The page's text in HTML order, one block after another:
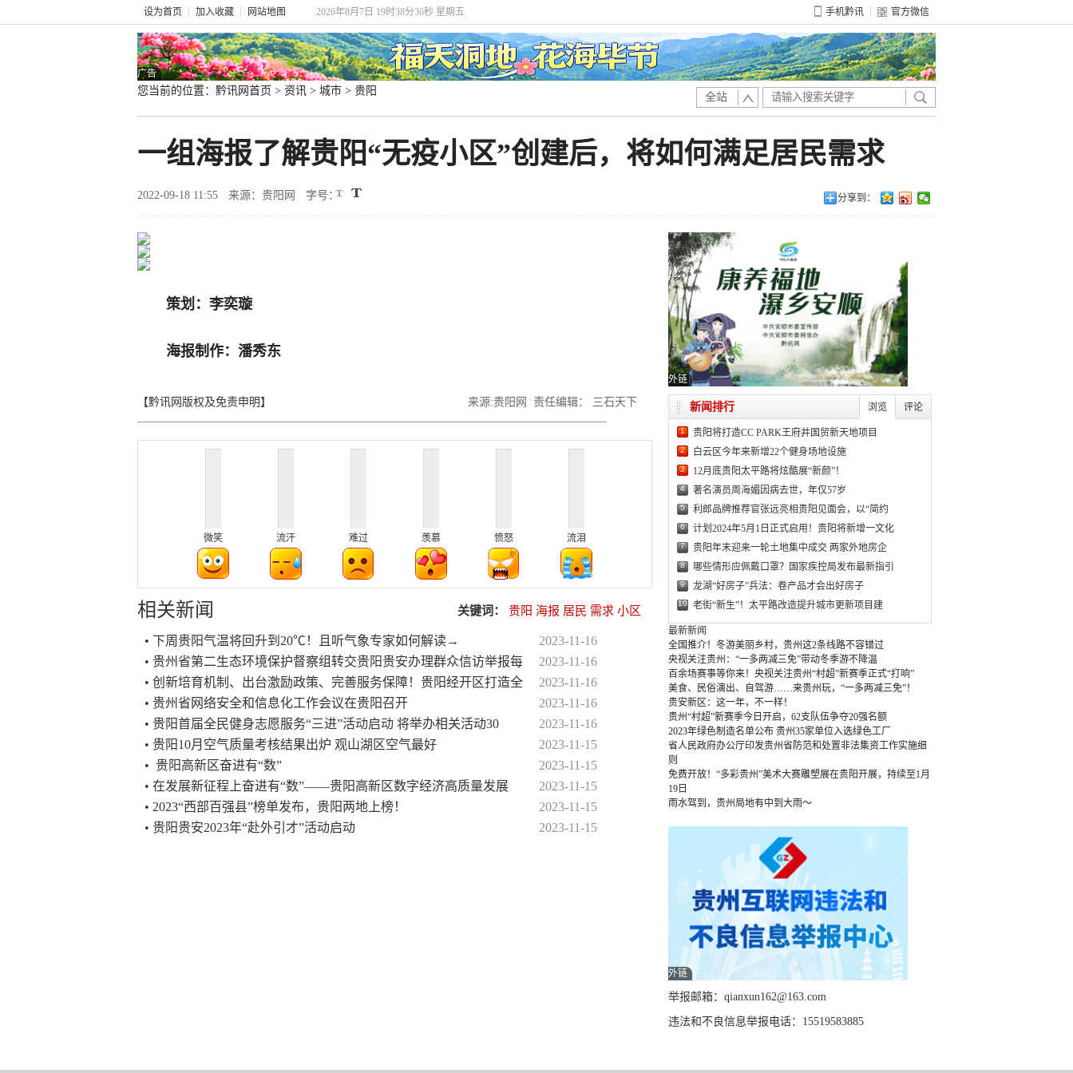
设为首页 加入收藏 网站地图 2026年8月7日 19时38分37秒 星期五 手机黔讯 官方微信
广告
您当前的位置： 黔讯网首页 > 资讯 > 城市 > 贵阳
全站
一组海报了解贵阳“无疫小区”创建后，将如何满足居民需求
2022-09-18 11:55 来源：贵阳网 字号： 分享到：
策划：李奕璇
海报制作：潘秀东
【黔讯网版权及免责申明】 来源:贵阳网 责任编辑： 三石天下
微笑 流汗 难过 羡慕 愤怒 流泪
相关新闻 关键词： 贵阳 海报 居民 需求 小区
• 下周贵阳气温将回升到20℃！且听气象专家如何解读→
2023-11-16
• 贵州省第二生态环境保护督察组转交贵阳贵安办理群众信访举报每
2023-11-16
• 创新培育机制、出台激励政策、完善服务保障！贵阳经开区打造全
2023-11-16
• 贵州省网络安全和信息化工作会议在贵阳召开
2023-11-16
• 贵阳首届全民健身志愿服务“三进”活动启动 将举办相关活动30
2023-11-16
• 贵阳10月空气质量考核结果出炉 观山湖区空气最好
2023-11-15
• 贵阳高新区奋进有“数”
2023-11-15
• 在发展新征程上奋进有“数”——贵阳高新区数字经济高质量发展
2023-11-15
• 2023“西部百强县”榜单发布，贵阳两地上榜！
2023-11-15
• 贵阳贵安2023年“赴外引才”活动启动
2023-11-15
外链
浏览 评论
新闻排行
1 贵阳将打造CC PARK王府井国贸新天地项目
2 白云区今年来新增22个健身场地设施
3 12月底贵阳太平路将炫酷展“新颜”！
4 著名演员周海媚因病去世，年仅57岁
5 利郎品牌推荐官张远亮相贵阳见面会，以“简约
6 计划2024年5月1日正式启用！贵阳将新增一文化
7 贵阳年末迎来一轮土地集中成交 两家外地房企
8 哪些情形应佩戴口罩？国家疾控局发布最新指引
9 龙湖“好房子”兵法：卷产品才会出好房子
10 老街“新生”！太平路改造提升城市更新项目建
最新新闻
全国推介！冬游美丽乡村，贵州这2条线路不容错过
央视关注贵州：“一多两减三免”带动冬季游不降温
百余场赛事等你来！央视关注贵州“村超”新赛季正式“打响”
美食、民俗演出、自驾游……来贵州玩，“一多两减三免”！
贵安新区：这一年，不一样！
贵州“村超”新赛季今日开启，62支队伍争夺20强名额
2023年绿色制造名单公布 贵州35家单位入选绿色工厂
省人民政府办公厅印发贵州省防范和处置非法集资工作实施细
则
免费开放！“多彩贵州”美术大赛雕塑展在贵阳开展，持续至1月
19日
雨水驾到，贵州局地有中到大雨～
外链
举报邮箱：qianxun162@163.com
违法和不良信息举报电话：15519583885